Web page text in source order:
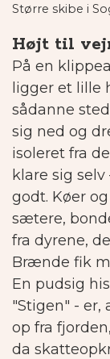
Større skibe i
Højt til
På en
ligger et lille
sådanne
sig ned og
isoleret fra
klare sig
godt. Køer
sætere,
fra dyrene,
Brænde fik
En pudsig
"Stigen" - er,
op fra
da